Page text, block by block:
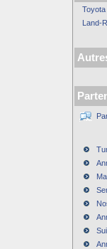
Toyota
Land-